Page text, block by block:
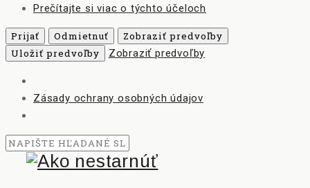
Prečítajte si viac o týchto účeloch
Prijať Odmietnuť
Zobraziť predvoľby
Uložiť predvoľby
Zobraziť predvoľby
Zásady ochrany osobných údajov